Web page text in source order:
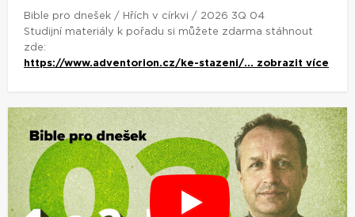
Bible pro dnešek / Hřích v církvi / 2026 3Q 04
Studijní materiály k pořadu si můžete zdarma stáhnout
zde:
https://www.adventorion.cz/ke-stazeni/... zobrazit více